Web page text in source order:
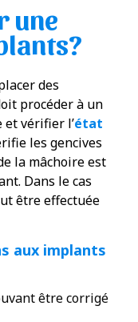
une
des
procéder à un
et vérifier l’état
les gencives
la mâchoire est
Dans le cas
être effectuée
aux implants
être corrigé